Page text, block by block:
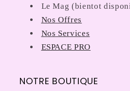
Le Mag (bientot
Nos Offres
Nos Services
ESPACE PRO
NOTRE BOUTIQUE